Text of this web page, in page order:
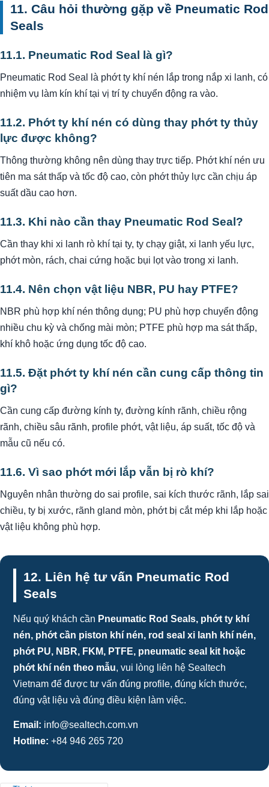
11. Câu hỏi thường gặp về Pneumatic Rod
Seals
11.1. Pneumatic Rod Seal là gì?
Pneumatic Rod Seal là phớt ty khí nén lắp trong nắp xi lanh, có
nhiệm vụ làm kín khí tại vị trí ty chuyển động ra vào.
11.2. Phớt ty khí nén có dùng thay phớt ty thủy
lực được không?
Thông thường không nên dùng thay trực tiếp. Phớt khí nén ưu
tiên ma sát thấp và tốc độ cao, còn phớt thủy lực cần chịu áp
suất dầu cao hơn.
11.3. Khi nào cần thay Pneumatic Rod Seal?
Cần thay khi xi lanh rò khí tại ty, ty chạy giật, xi lanh yếu lực,
phớt mòn, rách, chai cứng hoặc bụi lọt vào trong xi lanh.
11.4. Nên chọn vật liệu NBR, PU hay PTFE?
NBR phù hợp khí nén thông dụng; PU phù hợp chuyển động
nhiều chu kỳ và chống mài mòn; PTFE phù hợp ma sát thấp,
khí khô hoặc ứng dụng tốc độ cao.
11.5. Đặt phớt ty khí nén cần cung cấp thông tin
gì?
Cần cung cấp đường kính ty, đường kính rãnh, chiều rộng
rãnh, chiều sâu rãnh, profile phớt, vật liệu, áp suất, tốc độ và
mẫu cũ nếu có.
11.6. Vì sao phớt mới lắp vẫn bị rò khí?
Nguyên nhân thường do sai profile, sai kích thước rãnh, lắp sai
chiều, ty bị xước, rãnh gland mòn, phớt bị cắt mép khi lắp hoặc
vật liệu không phù hợp.
12. Liên hệ tư vấn Pneumatic Rod
Seals
Nếu quý khách cần Pneumatic Rod Seals, phớt ty khí
nén, phớt cần piston khí nén, rod seal xi lanh khí nén,
phớt PU, NBR, FKM, PTFE, pneumatic seal kit hoặc
phớt khí nén theo mẫu, vui lòng liên hệ Sealtech
Vietnam để được tư vấn đúng profile, đúng kích thước,
đúng vật liệu và đúng điều kiện làm việc.
Email: info@sealtech.com.vn
Hotline: +84 946 265 720